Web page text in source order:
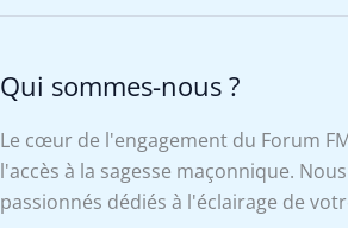
Qui sommes-nous ?
Le cœur de l'engagement du Forum
l'accès à la sagesse maçonnique.
passionnés dédiés à l'éclairage de